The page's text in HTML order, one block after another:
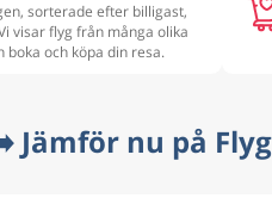
sorterade efter billigast,
visar flyg från många olika
boka och köpa din resa.
nu på